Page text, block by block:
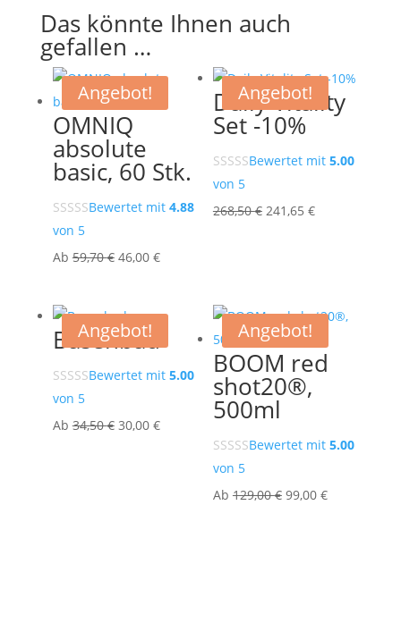
Das könnte Ihnen auch
gefallen …
Angebot!
OMNIQ
absolute
basic, 60 Stk.
Bewertet mit 4.88
von 5
Ab59,70€ Ursprünglicher
59,70 €
46,00 €Aktueller
Angebot!
Daily Vitality
Set -10%
Bewertet mit 5.00
von 5
268,50€ Ursprünglicher
241,65 €Aktueller
Angebot!
Basenbad
Bewertet mit 5.00
von 5
Ab34,50€ Ursprünglicher
30,00 €Aktueller
Angebot!
BOOM red
shot20®,
500ml
Bewertet mit 5.00
von 5
Ab 129,00€ Ursprünglicher
99,00 €Aktueller